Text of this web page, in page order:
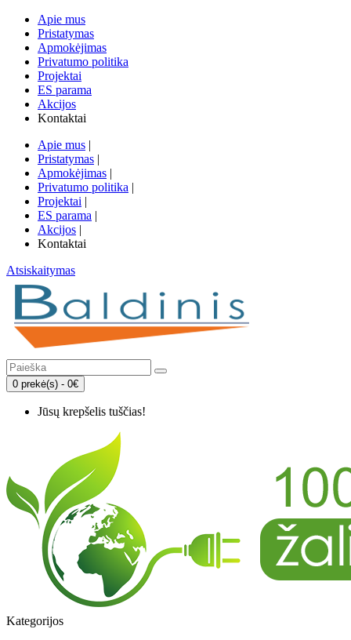
Apie mus
Pristatymas
Apmokėjimas
Privatumo politika
Projektai
ES parama
Akcijos
Kontaktai
Apie mus |
Pristatymas |
Apmokėjimas |
Privatumo politika |
Projektai |
ES parama |
Akcijos |
Kontaktai
Atsiskaitymas
0 prekė(s) - 0€
Jūsų krepšelis tuščias!
Kategorijos